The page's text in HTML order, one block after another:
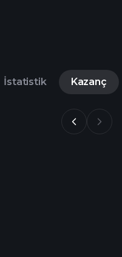
İstatistik Kazanç